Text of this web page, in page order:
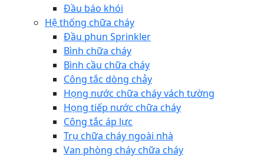
Đầu báo khói
Hệ thống chữa cháy
Đầu phun Sprinkler
Bình chữa cháy
Bình cầu chữa cháy
Công tắc dòng chảy
Họng nước chữa cháy vách tường
Họng tiếp nước chữa cháy
Công tắc áp lực
Trụ chữa cháy ngoài nhà
Van phòng cháy chữa cháy